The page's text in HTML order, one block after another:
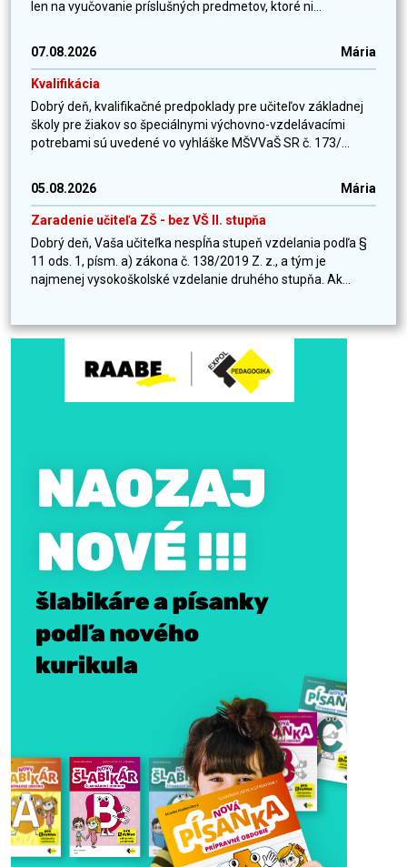
len na vyučovanie príslušných predmetov, ktoré ni...
07.08.2026 Mária
Kvalifikácia
Dobrý deň, kvalifikačné predpoklady pre učiteľov základnej
školy pre žiakov so špeciálnymi výchovno-vzdelávacími
potrebami sú uvedené vo vyhláške MŠVVaŠ SR č. 173/...
05.08.2026 Mária
Zaradenie učiteľa ZŠ - bez VŠ II. stupňa
Dobrý deň, Vaša učiteľka nespĺňa stupeň vzdelania podľa §
11 ods. 1, písm. a) zákona č. 138/2019 Z. z., a tým je
najmenej vysokoškolské vzdelanie druhého stupňa. Ak...